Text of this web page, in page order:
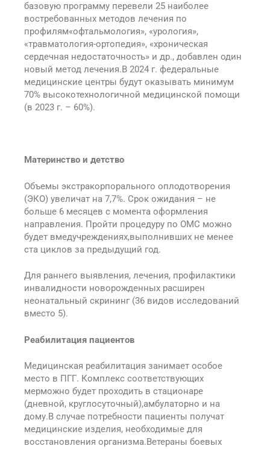
базовую программу перевели 25 наиболее
востребованных методов лечения по
профилям«офтальмология», «урология»,
«травматология-ортопедия», «хроническая
сердечная недостаточность» и др., добавлен один
новый метод лечения.В 2024 г. федеральные
медицинские центры будут оказывать минимум
70% высокотехнологичной медицинской помощи
(в 2023 г. – 60%).
Материнство и детство
Объемы экстракорпорального оплодотворения
(ЭКО) увеличат на 7,7%. Срок ожидания – не
больше 6 месяцев с момента оформления
направления. Пройти процедуру по ОМС можно
будет вмедучреждениях,выполнивших не менее
ста циклов за предыдущий год.
Для раннего выявления, лечения, профилактики
инвалидности новорожденных расширен
неонатальный скрининг (36 видов исследований
вместо 5).
Реабилитация пациентов
Медицинская реабилитация занимает особое
место в ПГГ. Комплекс соответствующих
мерможно будет проходить в стационаре
(дневной, круглосуточный),амбулаторно и на
дому.В случае потребности пациенты получат
медицинские изделия, необходимые для
восстановления организма.Ветераны боевых